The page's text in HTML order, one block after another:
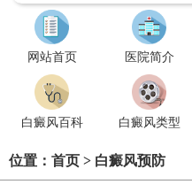
网站首页 医院简介
白癜风百科 白癜风类型
位置： 首页 > 白癜风预防